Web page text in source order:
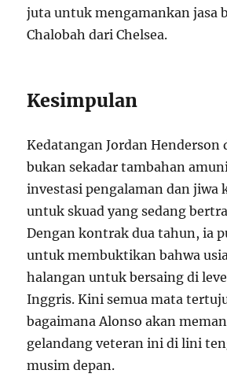
juta untuk mengamankan jasa
Chalobah dari Chelsea.
Kesimpulan
Kedatangan Jordan Henderson
bukan sekadar tambahan
investasi pengalaman dan jiwa
untuk skuad yang sedang
Dengan kontrak dua tahun, ia
untuk membuktikan bahwa
halangan untuk bersaing di
Inggris. Kini semua mata
bagaimana Alonso akan
gelandang veteran ini di lini
musim depan.